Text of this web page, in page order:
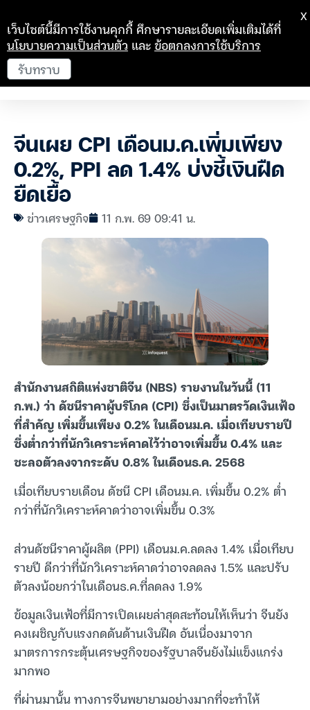
จีนเผย CPI เดือนม.ค.เพิ่มเพียง
0.2%, PPI ลด 1.4% บ่งชี้เงินฝืด
ยืดเยื้อ
ข่าวเศรษฐกิจ 11 ก.พ. 69 09:41 น.
สำนักงานสถิติแห่งชาติจีน (NBS) รายงานในวันนี้ (11
ก.พ.) ว่า ดัชนีราคาผู้บริโภค (CPI) ซึ่งเป็นมาตรวัดเงินเฟ้อ
ที่สำคัญ เพิ่มขึ้นเพียง 0.2% ในเดือนม.ค. เมื่อเทียบรายปี
ซึ่งต่ำกว่าที่นักวิเคราะห์คาดไว้ว่าอาจเพิ่มขึ้น 0.4% และ
ชะลอตัวลงจากระดับ 0.8% ในเดือนธ.ค. 2568
เมื่อเทียบรายเดือน ดัชนี CPI เดือนม.ค. เพิ่มขึ้น 0.2% ต่ำ
กว่าที่นักวิเคราะห์คาดว่าอาจเพิ่มขึ้น 0.3%
ส่วนดัชนีราคาผู้ผลิต (PPI) เดือนม.ค.ลดลง 1.4% เมื่อเทียบ
รายปี ดีกว่าที่นักวิเคราะห์คาดว่าอาจลดลง 1.5% และปรับ
ตัวลงน้อยกว่าในเดือนธ.ค.ที่ลดลง 1.9%
ข้อมูลเงินเฟ้อที่มีการเปิดเผยล่าสุดสะท้อนให้เห็นว่า จีนยัง
คงเผชิญกับแรงกดดันด้านเงินฝืด อันเนื่องมาจาก
มาตรการกระตุ้นเศรษฐกิจของรัฐบาลจีนยังไม่แข็งแกร่ง
มากพอ
ที่ผ่านมานั้น ทางการจีนพยายามอย่างมากที่จะทำให้
เว็บไซต์นี้มีการใช้งานคุกกี้ ศึกษารายละเอียดเพิ่มเติมได้ที่
นโยบายความเป็นส่วนตัว และข้อตกลงการใช้บริการ
รับทราบ
X